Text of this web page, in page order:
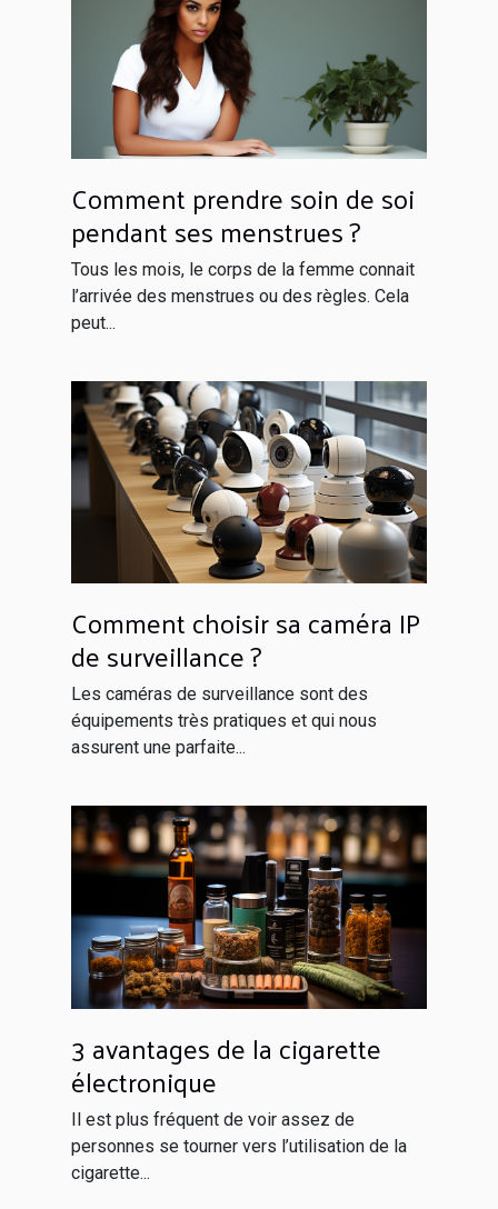
Comment prendre soin de soi
pendant ses menstrues ?
Tous les mois, le corps de la femme connait
l’arrivée des menstrues ou des règles. Cela
peut...
Comment choisir sa caméra IP
de surveillance ?
Les caméras de surveillance sont des
équipements très pratiques et qui nous
assurent une parfaite...
3 avantages de la cigarette
électronique
Il est plus fréquent de voir assez de
personnes se tourner vers l’utilisation de la
cigarette...